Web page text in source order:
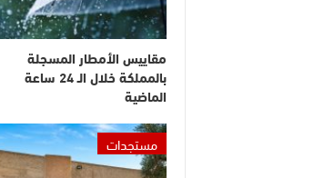
مقاييس الأمطار المسجلة
بالمملكة خلال الـ 24 ساعة
الماضية
مستجدات